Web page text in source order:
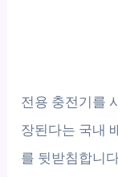
전용 충전기를
장된다는 국내
를 뒷받침합니